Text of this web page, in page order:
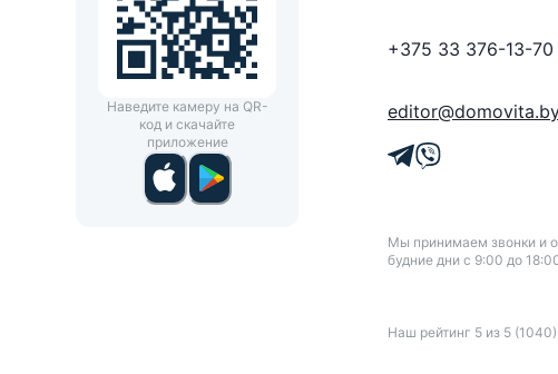
Наведите камеру на QR-
код и скачайте
приложение
+375 33 376-13-70
Мы принимаем звонки и
будние дни с 9:00 до
Наш рейтинг 5 из 5 (1040